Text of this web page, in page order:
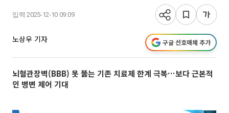
입력 2025-12-10 09:09
노상우 기자 구글 선호매체 추가
뇌혈관장벽(BBB) 못 뚫는 기존 치료제 한계 극복…보다 근본적
인 병변 제어 기대